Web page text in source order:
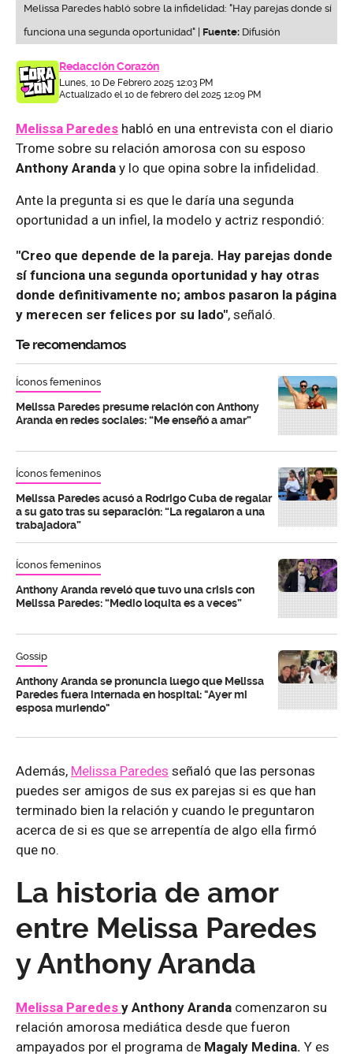
Melissa Paredes habló sobre la infidelidad: "Hay parejas donde sí
funciona una segunda oportunidad" | Fuente: Difusión
Redacción Corazón
Lunes, 10 De Febrero 2025 12:03 PM
Actualizado el 10 de febrero del 2025 12:09 PM
Melissa Paredes habló en una entrevista con el diario
Trome sobre su relación amorosa con su esposo
Anthony Aranda y lo que opina sobre la infidelidad.
Ante la pregunta si es que le daría una segunda
oportunidad a un infiel, la modelo y actriz respondió:
"Creo que depende de la pareja. Hay parejas donde
sí funciona una segunda oportunidad y hay otras
donde definitivamente no; ambos pasaron la página
y merecen ser felices por su lado", señaló.
Te recomendamos
Íconos femeninos
Melissa Paredes presume relación con Anthony
Aranda en redes sociales: “Me enseñó a amar”
Íconos femeninos
Melissa Paredes acusó a Rodrigo Cuba de regalar
a su gato tras su separación: “La regalaron a una
trabajadora”
Íconos femeninos
Anthony Aranda reveló que tuvo una crisis con
Melissa Paredes: “Medio loquita es a veces”
Gossip
Anthony Aranda se pronuncia luego que Melissa
Paredes fuera internada en hospital: "Ayer mi
esposa muriendo"
Además, Melissa Paredes señaló que las personas
puedes ser amigos de sus ex parejas si es que han
terminado bien la relación y cuando le preguntaron
acerca de si es que se arrepentía de algo ella firmó
que no.
La historia de amor
entre Melissa Paredes
y Anthony Aranda
Melissa Paredes y Anthony Aranda comenzaron su
relación amorosa mediática desde que fueron
ampayados por el programa de Magaly Medina. Y es